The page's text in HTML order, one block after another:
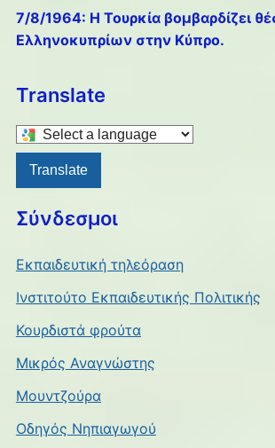
7/8/1964: Η Τουρκία βομβαρδίζει
Ελληνοκυπρίων στην Κύπρο.
Translate
Select
a
language
translate
page
Translate
Σύνδεσμοι
Εκπαιδευτική τηλεόραση
Ινστιτούτο Εκπαιδευτικής Πολιτικής
Κουρδιστά φρούτα
Μικρός Αναγνώστης
Μουντζούρα
Οδηγός Νηπιαγωγού